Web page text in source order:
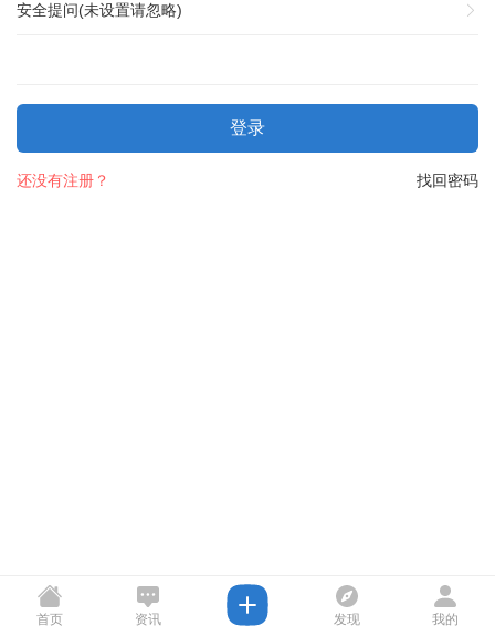
安全提问(未设置请忽略)
登录
找回密码
还没有注册？
首页 资讯 发现 我的